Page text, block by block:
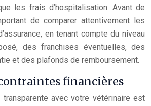
les frais d’hospitalisation. Avant de
de comparer attentivement les
en tenant compte du niveau
des franchises éventuelles, des
et des plafonds de remboursement.
financières
transparente avec votre vétérinaire est